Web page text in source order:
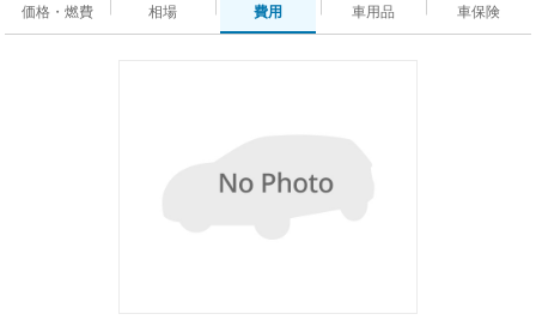
価格・燃費
相場
費用
車用品
車保険